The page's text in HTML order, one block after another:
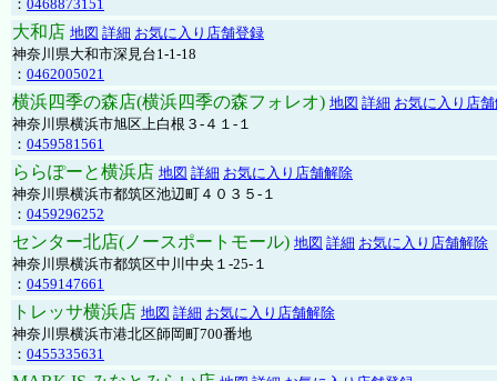
： 0468873151
大和店 地図 詳細 お気に入り店舗登録
神奈川県大和市深見台1-1-18
： 0462005021
横浜四季の森店(横浜四季の森フォレオ) 地図 詳細 お気に入り店
神奈川県横浜市旭区上白根３-４１-１
： 0459581561
ららぽーと横浜店 地図 詳細 お気に入り店舗解除
神奈川県横浜市都筑区池辺町４０３５-１
： 0459296252
センター北店(ノースポートモール) 地図 詳細 お気に入り店舗解除
神奈川県横浜市都筑区中川中央１-25-１
： 0459147661
トレッサ横浜店 地図 詳細 お気に入り店舗解除
神奈川県横浜市港北区師岡町700番地
： 0455335631